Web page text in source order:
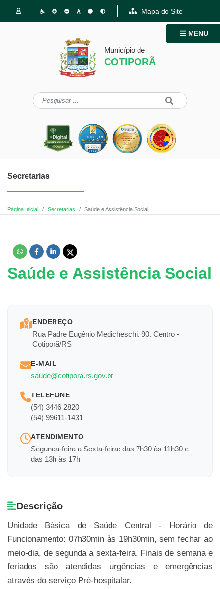
Mapa do Site
Município de
COTIPORÃ
MENU
Secretarias
Página Inicial Secretarias Saúde e Assistência Social
Saúde e Assistência Social
ENDEREÇO
Rua Padre Eugênio Medicheschi, 90, Centro -
Cotiporã/RS
E-MAIL
saude@cotipora.rs.gov.br
TELEFONE
(54) 3446 2820
(54) 99611-1431
ATENDIMENTO
Segunda-feira a Sexta-feira: das 7h30 às 11h30 e
das 13h às 17h
Descrição
Unidade Básica de Saúde Central - Horário de
Funcionamento: 07h30min às 19h30min, sem fechar ao
meio-dia, de segunda a sexta-feira. Finais de semana e
feriados são atendidas urgências e emergências
através do serviço Pré-hospitalar.